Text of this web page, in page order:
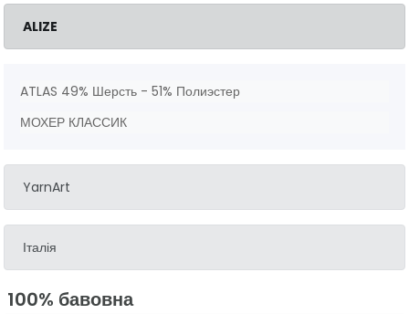
ALIZE
ATLAS 49% Шерсть - 51% Полиэстер
МОХЕР КЛАССИК
YarnArt
Італія
100% бавовна